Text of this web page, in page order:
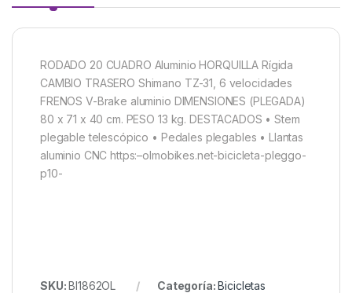
RODADO 20 CUADRO Aluminio HORQUILLA Rígida
CAMBIO TRASERO Shimano TZ-31, 6 velocidades
FRENOS V-Brake aluminio DIMENSIONES (PLEGADA)
80 x 71 x 40 cm. PESO 13 kg. DESTACADOS • Stem
plegable telescópico • Pedales plegables • Llantas
aluminio CNC https:–olmobikes.net-bicicleta-pleggo-
p10-
SKU:BI1862OL Categoría:Bicicletas